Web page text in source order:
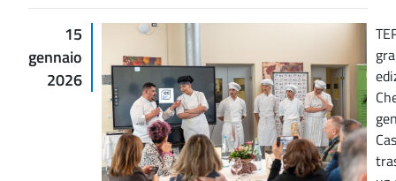
15
gennaio
2026